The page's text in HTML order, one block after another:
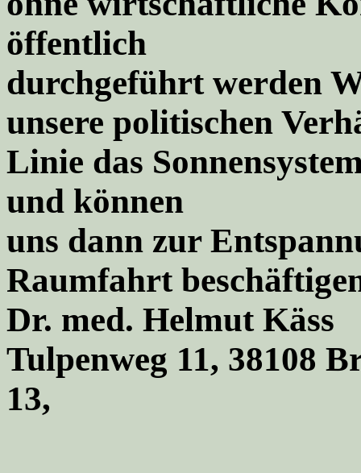
öffentlich
durchgeführt werden
unsere politischen
Linie das
und können
uns dann zur
Raumfahrt
Dr. med. Helmut Käss
Tulpenweg 11, 38108
13,